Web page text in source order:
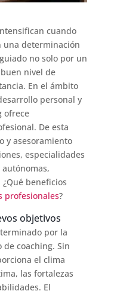
cuando
una determinación
no solo por un
nivel de
En el ámbito
personal y
ofrece
De esta
y asesoramiento
especialidades
beneficios
profesionales?
objetivos
por la
coaching. Sin
el clima
las fortalezas
El